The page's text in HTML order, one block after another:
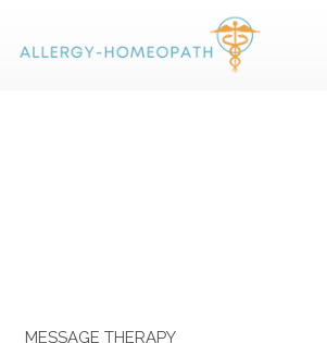
MESSAGE THERAPY